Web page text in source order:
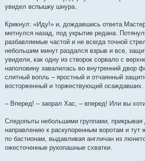
увидел вспышку шнура.
Крикнул: «Иду!» и, дождавшись ответа
метнулся назад, под укрытие редана.
разбавляемые частой и не всегда точной
небольшим минут раздался взрыв и все,
увидели, как одну из створок сорвало с
наполовину завалилась во внутренний двор
слитный вопль – яростный и отчаянный
восторженный и торжествующий осаждавших.
– Вперед! – заорал Хас, – вперед! Или вы
Следопыты небольшими группами, прикрывая
направлению к раскупоренным воротам и тут
по бастионам, выдавливая англичан из
ожесточенные рукопашные схватки.